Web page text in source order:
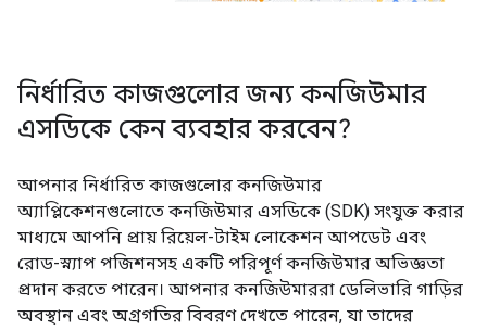
নির্ধারিত কাজগুলোর জন্য কনজিউমার
এসডিকে কেন ব্যবহার করবেন?
আপনার নির্ধারিত কাজগুলোর কনজিউমার
অ্যাপ্লিকেশনগুলোতে কনজিউমার এসডিকে (SDK) সংযুক্ত করার
মাধ্যমে আপনি প্রায় রিয়েল-টাইম লোকেশন আপডেট এবং
রোড-স্ন্যাপ পজিশনসহ একটি পরিপূর্ণ কনজিউমার অভিজ্ঞতা
প্রদান করতে পারেন। আপনার কনজিউমাররা ডেলিভারি গাড়ির
অবস্থান এবং অগ্রগতির বিবরণ দেখতে পারেন, যা তাদের